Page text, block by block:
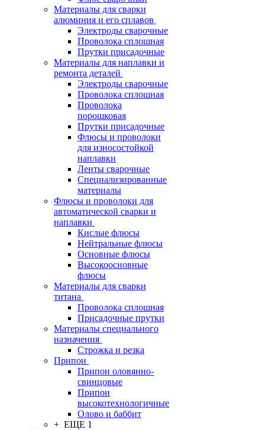
Материалы для сварки
алюминия и его сплавов
Электроды сварочные
Проволока сплошная
Прутки присадочные
Материалы для наплавки и
ремонта деталей
Электроды сварочные
Проволока сплошная
Проволока
порошковая
Прутки присадочные
Флюсы и проволоки
для износостойкой
наплавки
Ленты сварочные
Специализированные
материалы
Флюсы и проволоки для
автоматической сварки и
наплавки
Кислые флюсы
Нейтральные флюсы
Основные флюсы
Высокоосновные
флюсы
Материалы для сварки
титана
Проволока сплошная
Присадочные прутки
Материалы специального
назначения
Строжка и резка
Припои
Припои оловянно-
свинцовые
Припои
высокотехнологичные
Олово и баббит
+ ЕЩЕ 1